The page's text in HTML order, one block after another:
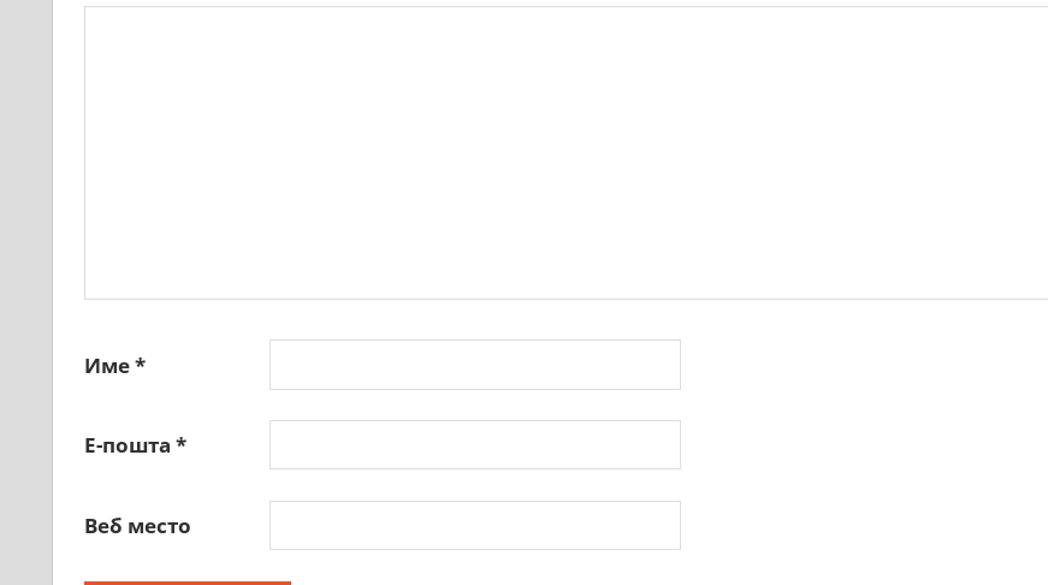
Име*
Е-пошта *
Веб место